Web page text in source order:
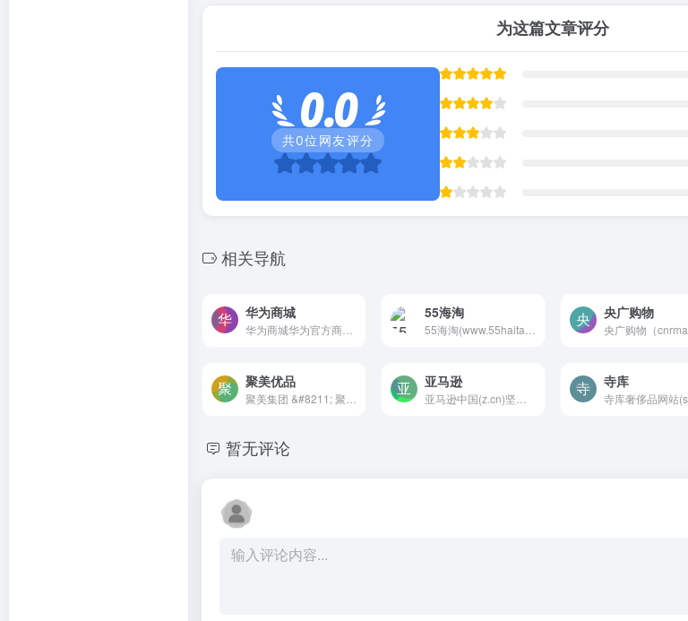
为这篇文章评分
0.0
共0位网友评分
相关导航
华为商城 55海淘 央广购物
聚美优品 亚马逊 寺库
暂无评论